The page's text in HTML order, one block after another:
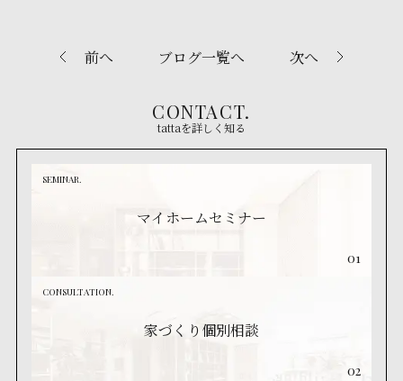
前へ ブログ一覧へ 次へ
CONTACT.
tattaを詳しく知る
SEMINAR.
マイホームセミナー
01
CONSULTATION.
家づくり個別相談
02